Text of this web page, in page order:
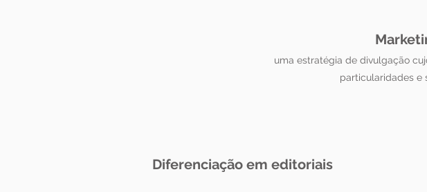
uma estratégia de divulgação
particularidades e
Diferenciação em editoriais